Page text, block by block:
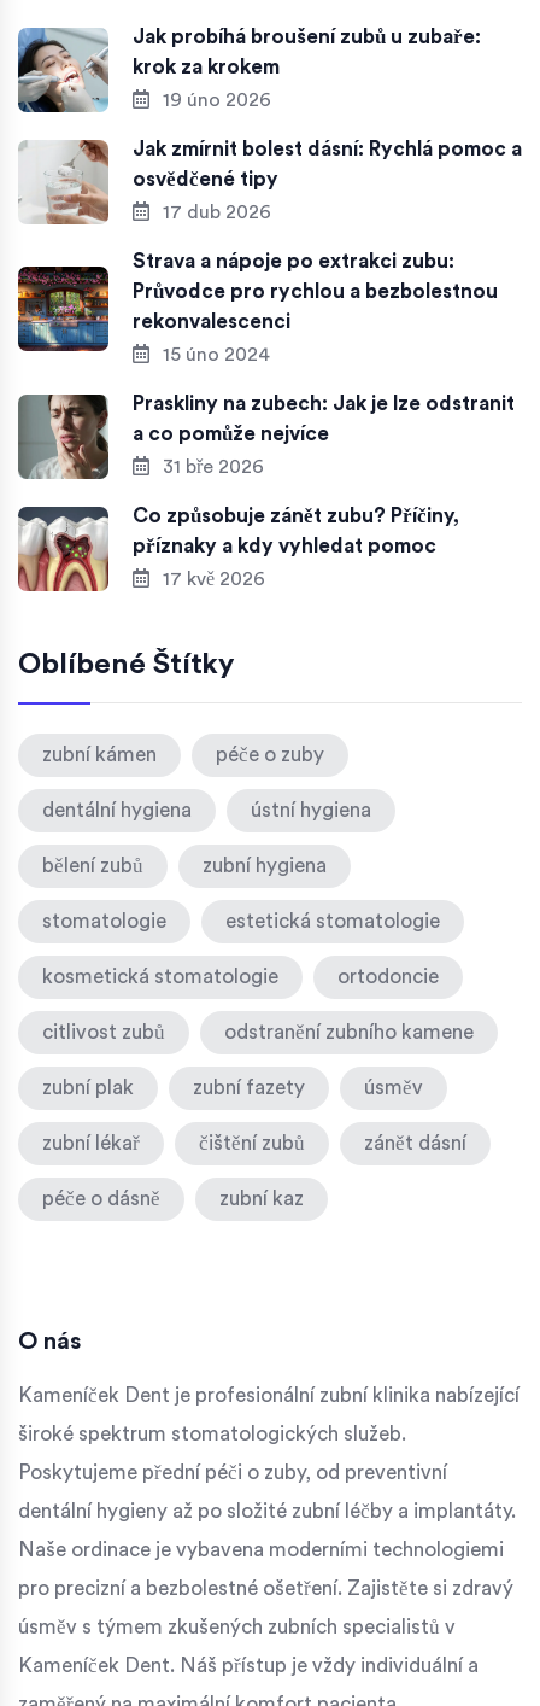
Jak probíhá broušení zubů u zubaře:
krok za krokem
19 úno 2026
Jak zmírnit bolest dásní: Rychlá pomoc a
osvědčené tipy
17 dub 2026
Strava a nápoje po extrakci zubu:
Průvodce pro rychlou a bezbolestnou
rekonvalescenci
15 úno 2024
Praskliny na zubech: Jak je lze odstranit
a co pomůže nejvíce
31 bře 2026
Co způsobuje zánět zubu? Příčiny,
příznaky a kdy vyhledat pomoc
17 kvě 2026
Oblíbené Štítky
zubní kámen péče o zuby
dentální hygiena ústní hygiena
bělení zubů zubní hygiena
stomatologie estetická stomatologie
kosmetická stomatologie ortodoncie
citlivost zubů odstranění zubního kamene
zubní plak zubní fazety úsměv
zubní lékař čištění zubů zánět dásní
péče o dásně zubní kaz
O nás
Kameníček Dent je profesionální zubní klinika nabízející
široké spektrum stomatologických služeb.
Poskytujeme přední péči o zuby, od preventivní
dentální hygieny až po složité zubní léčby a implantáty.
Naše ordinace je vybavena moderními technologiemi
pro precizní a bezbolestné ošetření. Zajistěte si zdravý
úsměv s týmem zkušených zubních specialistů v
Kameníček Dent. Náš přístup je vždy individuální a